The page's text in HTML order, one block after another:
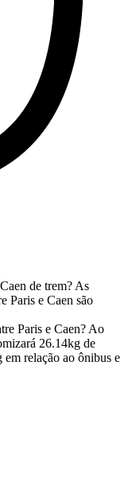
de trem? As
Paris e Caen são
Paris e Caen? Ao
26.14kg de
relação ao ônibus e